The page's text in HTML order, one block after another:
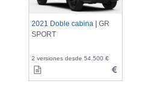
2021 Doble cabina | GR
SPORT
2 versiones desde 54.500 €